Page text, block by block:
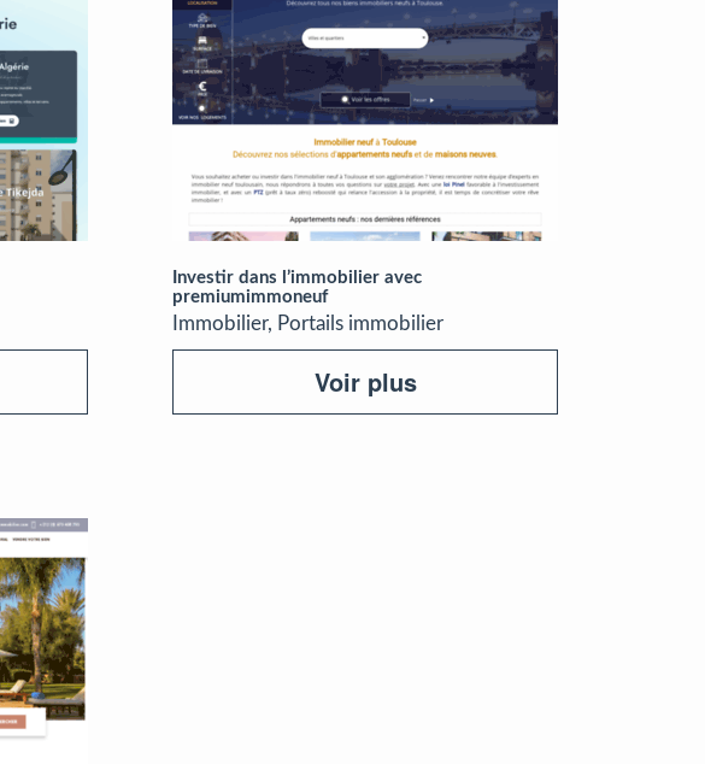
Investir dans l’immobilier avec
premiumimmoneuf
Immobilier, Portails immobilier
Voir plus